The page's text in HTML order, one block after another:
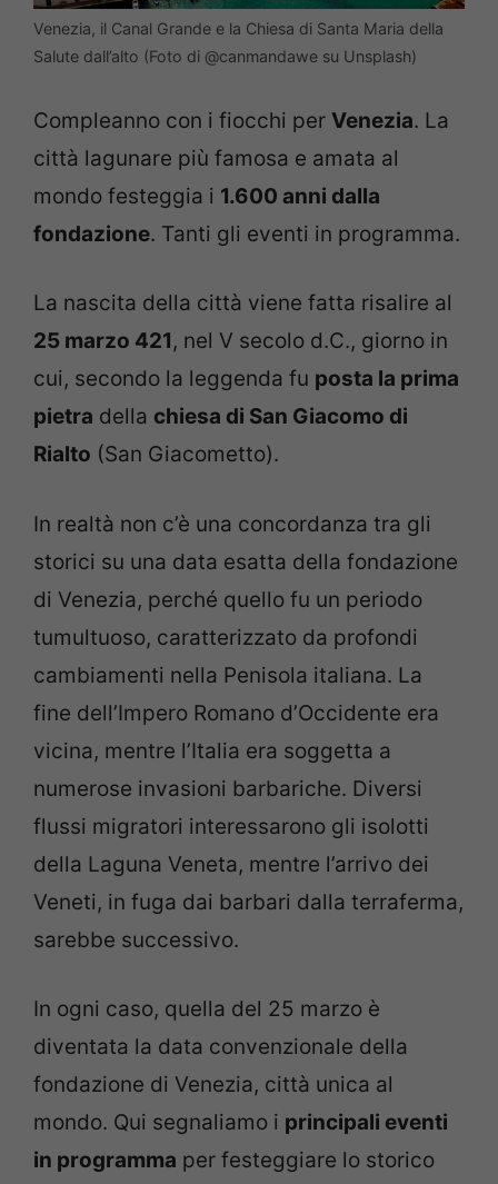
Venezia, il Canal Grande e la Chiesa di Santa Maria della
Salute dall’alto (Foto di @canmandawe su Unsplash)
Compleanno con i fiocchi per Venezia. La
città lagunare più famosa e amata al
mondo festeggia i 1.600 anni dalla
fondazione. Tanti gli eventi in programma.
La nascita della città viene fatta risalire al
25 marzo 421, nel V secolo d.C., giorno in
cui, secondo la leggenda fu posta la prima
pietra della chiesa di San Giacomo di
Rialto (San Giacometto).
In realtà non c’è una concordanza tra gli
storici su una data esatta della fondazione
di Venezia, perché quello fu un periodo
tumultuoso, caratterizzato da profondi
cambiamenti nella Penisola italiana. La
fine dell’Impero Romano d’Occidente era
vicina, mentre l’Italia era soggetta a
numerose invasioni barbariche. Diversi
flussi migratori interessarono gli isolotti
della Laguna Veneta, mentre l’arrivo dei
Veneti, in fuga dai barbari dalla terraferma,
sarebbe successivo.
In ogni caso, quella del 25 marzo è
diventata la data convenzionale della
fondazione di Venezia, città unica al
mondo. Qui segnaliamo i principali eventi
in programma per festeggiare lo storico